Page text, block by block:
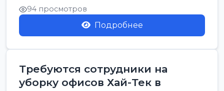
94 просмотров
Подробнее
Требуются сотрудники на
уборку офисов Хай-Тек в